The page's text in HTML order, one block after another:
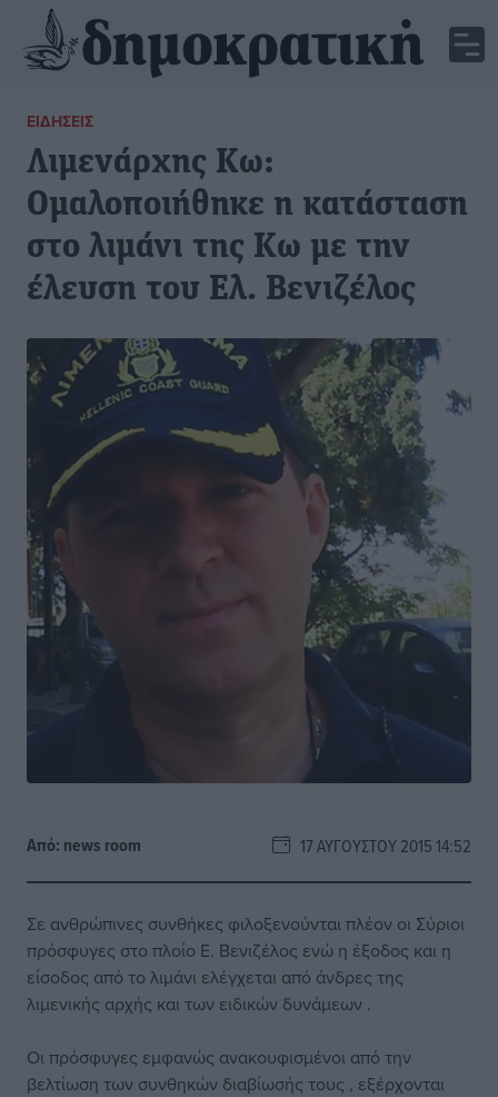
ΕΙΔΉΣΕΙΣ
Λιμενάρχης Κω:
Ομαλοποιήθηκε η κατάσταση
στο λιμάνι της Κω με την
έλευση του Ελ. Βενιζέλος
Από: news room 17 ΑΥΓΟΎΣΤΟΥ 2015 14:52
Σε ανθρώπινες συνθήκες φιλοξενούνται πλέον οι Σύριοι
πρόσφυγες στο πλοίο Ε. Βενιζέλος ενώ η έξοδος και η
είσοδος από το λιμάνι ελέγχεται από άνδρες της
λιμενικής αρχής και των ειδικών δυνάμεων .
Οι πρόσφυγες εμφανώς ανακουφισμένοι από την
βελτίωση των συνθηκών διαβίωσής τους , εξέρχονται